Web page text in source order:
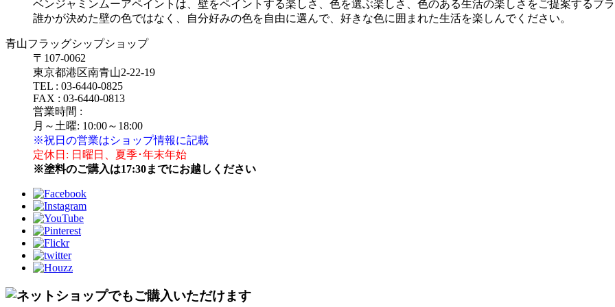
ベンジャミンムーアペイントは、壁をペイントする楽しさ、色を選ぶ楽しさ、色のある生活の楽しさをご提案するブラ
誰かが決めた壁の色ではなく、自分好みの色を自由に選んで、好きな色に囲まれた生活を楽しんでください。
青山フラッグシップショップ
〒107‐0062
東京都港区南青山2‐22‐19
TEL : 03‐6440‐0825
FAX : 03‐6440‐0813
営業時間 :
月～土曜: 10:00～18:00
※祝日の営業はショップ情報に記載
定休日: 日曜日、夏季･年末年始
※塗料のご購入は17:30までにお越しください